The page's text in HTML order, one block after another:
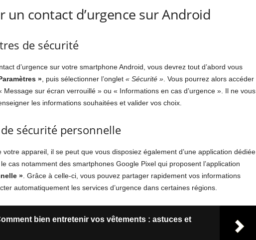
un contact d’urgence sur Android
de sécurité
d’urgence sur votre smartphone Android, vous devrez tout d’abord vous
», puis sélectionner l’onglet « Sécurité ». Vous pourrez alors accéder
Message sur écran verrouillé » ou « Informations en cas d’urgence ». Il ne vous
les informations souhaitées et valider vos choix.
sécurité personnelle
votre appareil, il se peut que vous disposiez également d’une application dédiée
cas notamment des smartphones Google Pixel qui proposent l’application
». Grâce à celle-ci, vous pouvez partager rapidement vos informations
automatiquement les services d’urgence dans certaines régions.
bien entretenir vos vêtements : astuces et